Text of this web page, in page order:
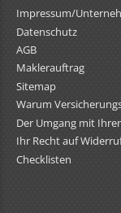
Impressum/
Datenschutz
AGB
Maklerauftrag
Sitemap
Warum
Der Umgang mit
Ihr Recht auf
Checklisten